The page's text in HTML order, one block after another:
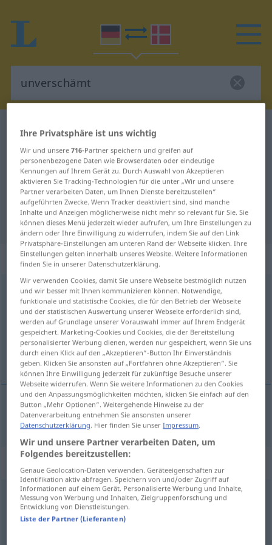
Deutsch-Dänisch Wörterbuch
Deutsch-Dänisch Übersetzung für
"unverschämt"
"unverschämt" Dänisch
Übersetzung
„unverschämt“
unverschämt
Übersicht aller Übersetzungen
(Für mehr Details die Übersetzung anklicken/antippen)
uforskammet
uforskammet unverschämt
Synonyme für "unverschämt"
ungesittet,unmanierlich,unartig,anmaßend,
ungebührlich,ungeschliffen
Ihre Privatsphäre ist uns wichtig
Wir und unsere716-Partner speichern und greifen auf
personenbezogene Daten wie Browserdaten oder eindeutige
Kennungen auf Ihrem Gerät zu. Durch Auswahl von Akzeptieren
aktivieren Sie Tracking-Technologien für die unter „Wir und unsere
Partner verarbeiten Daten, um Ihnen Dienste bereitzustellen“
aufgeführten Zwecke. Wenn Tracker deaktiviert sind, sind manche
Inhalte und Anzeigen möglicherweise nicht mehr so relevant für Sie. Sie
können dieses Menü jederzeit wieder aufrufen, um Ihre Einstellungen zu
ändern oder Ihre Einwilligung zu widerrufen, indem Sie auf den Link
Privatsphäre-Einstellungen am unteren Rand der Webseite klicken. Ihre
Einstellungen gelten innerhalb unseres Website. Weitere Informationen
finden Sie in unserer Datenschutzerklärung.
Wir verwenden Cookies, damit Sie unsere Webseite bestmöglich nutzen
und wir besser mit Ihnen kommunizieren können. Notwendige,
funktionale und statistische Cookies, die für den Betrieb der Webseite
und der statistischen Auswertung unserer Webseite erforderlich sind,
werden auf Grundlage unserer Vorauswahl immer auf Ihrem Endgerät
gespeichert. Marketing-Cookies und Cookies, die der Bereitstellung
personalisierter Werbung dienen, werden nur gespeichert, wenn Sie uns
durch einen Klick auf den „Akzeptieren“-Button Ihr Einverständnis
geben. Klicken Sie ansonsten auf „Fortfahren ohne Akzeptieren“. Sie
können Ihre Einwilligung jederzeit für zukünftige Besuche unserer
Webseite widerrufen. Wenn Sie weitere Informationen zu den Cookies
und den Anpassungsmöglichkeiten möchten, klicken Sie einfach auf den
Button „Mehr Optionen“. Weitergehende Hinweise zu der
Datenverarbeitung entnehmen Sie ansonsten unserer
Datenschutzerklärung. Hier finden Sie unserImpressum.
Wir und unsere Partner verarbeiten Daten, um
Folgendes bereitzustellen:
Genaue Geolocation-Daten verwenden. Geräteeigenschaften zur
Identifikation aktiv abfragen. Speichern von und/oder Zugriff auf
Informationen auf einem Gerät. Personalisierte Werbung und Inhalte,
Messung von Werbung und Inhalten, Zielgruppenforschung und
Entwicklung von Dienstleistungen.
Liste der Partner (Lieferanten)